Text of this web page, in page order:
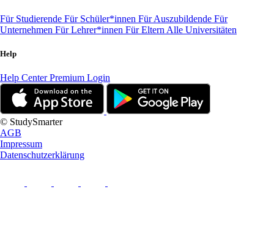
Für Studierende Für Schüler*innen Für Auszubildende Für
Unternehmen Für Lehrer*innen Für Eltern Alle Universitäten
Help
Help CenterPremium Login
© StudySmarter
AGB
Impressum
Datenschutzerklärung